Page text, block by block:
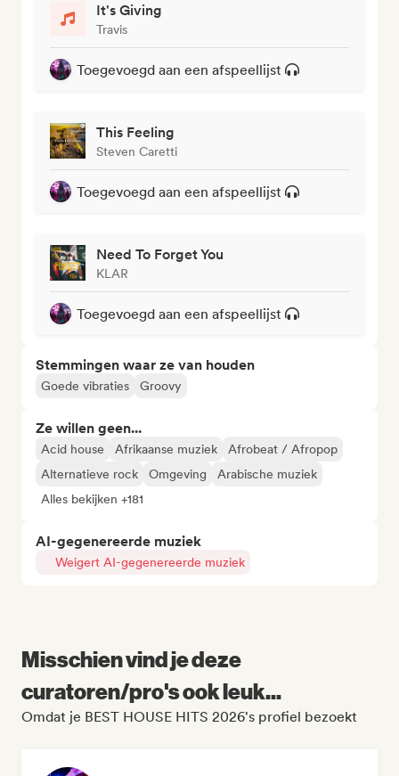
It's Giving
Travis
Toegevoegd aan een afspeellijst
This Feeling
Steven Caretti
Toegevoegd aan een afspeellijst
Need To Forget You
KLAR
Toegevoegd aan een afspeellijst
Stemmingen waar ze van houden
Goede vibraties Groovy
Ze willen geen...
Acid house Afrikaanse muziek
Afrobeat / Afropop
Alternatieve rock
Omgeving
Arabische muziek
Alles bekijken +181
AI-gegenereerde muziek
Weigert AI-gegenereerde muziek
Misschien vind je deze
curatoren/pro's ook leuk...
Omdat je BEST HOUSE HITS 2026's profiel bezoekt